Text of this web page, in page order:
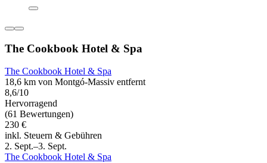
The Cookbook Hotel & Spa
The Cookbook Hotel & Spa
18,6 km von Montgó-Massiv entfernt
8,6/10
Hervorragend
(61 Bewertungen)
230 €
inkl. Steuern & Gebühren
2. Sept.–3. Sept.
The Cookbook Hotel & Spa